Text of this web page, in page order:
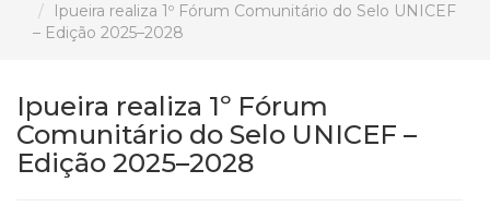
Ipueira realiza 1º Fórum Comunitário do Selo UNICEF
– Edição 2025–2028
Ipueira realiza 1º Fórum
Comunitário do Selo UNICEF –
Edição 2025–2028